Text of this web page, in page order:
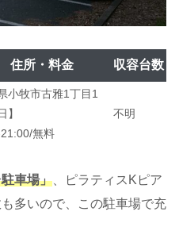
住所・料金 収容台数
小牧市古雅1丁目1
】
無料
不明
車場」、ピラティスKピア
多いので、この駐車場で充